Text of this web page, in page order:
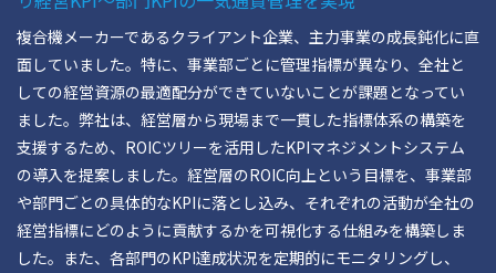
複合機メーカーであるクライアント企業、主力事業の成長鈍化に直
面していました。特に、事業部ごとに管理指標が異なり、全社と
しての経営資源の最適配分ができていないことが課題となってい
ました。弊社は、経営層から現場まで一貫した指標体系の構築を
支援するため、ROICツリーを活用したKPIマネジメントシステム
の導入を提案しました。経営層のROIC向上という目標を、事業部
や部門ごとの具体的なKPIに落とし込み、それぞれの活動が全社の
経営指標にどのように貢献するかを可視化する仕組みを構築しま
した。また、各部門のKPI達成状況を定期的にモニタリングし、